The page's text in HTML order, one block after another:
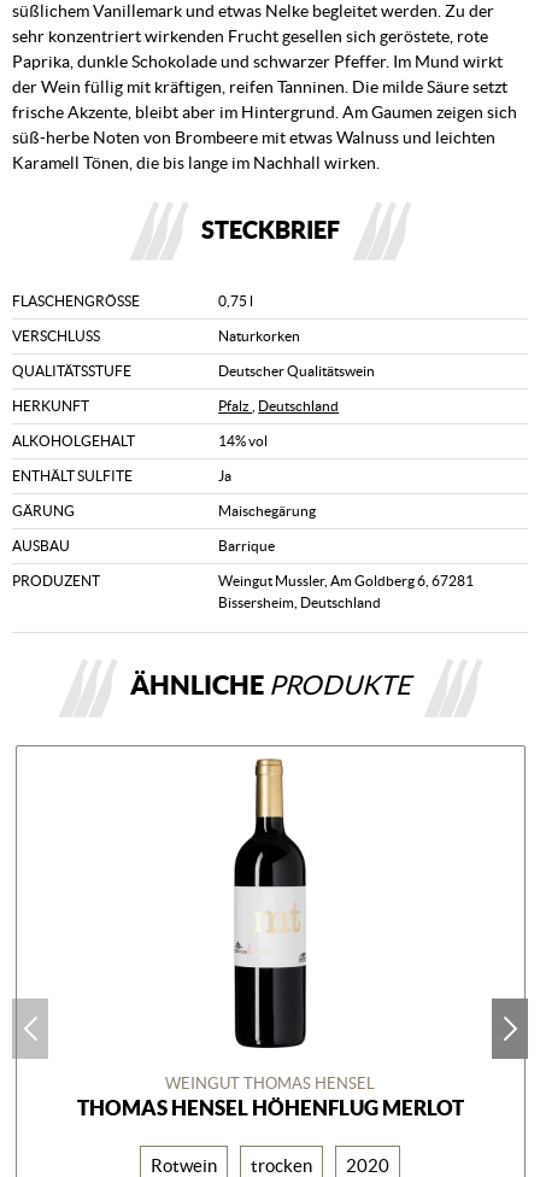
süßlichem Vanillemark und etwas Nelke begleitet werden. Zu der
sehr konzentriert wirkenden Frucht gesellen sich geröstete, rote
Paprika, dunkle Schokolade und schwarzer Pfeffer. Im Mund wirkt
der Wein füllig mit kräftigen, reifen Tanninen. Die milde Säure setzt
frische Akzente, bleibt aber im Hintergrund. Am Gaumen zeigen sich
süß-herbe Noten von Brombeere mit etwas Walnuss und leichten
Karamell Tönen, die bis lange im Nachhall wirken.
STECKBRIEF
FLASCHENGRÖSSE 0,75 l
VERSCHLUSS Naturkorken
QUALITÄTSSTUFE Deutscher Qualitätswein
HERKUNFT Pfalz Deutschland
ALKOHOLGEHALT 14% vol
ENTHÄLT SULFITE Ja
GÄRUNG Maischegärung
AUSBAU Barrique
PRODUZENT
Weingut Mussler, Am Goldberg 6, 67281
Bissersheim, Deutschland
ÄHNLICHE PRODUKTE
WEINGUT THOMAS HENSEL
THOMAS HENSEL HÖHENFLUG MERLOT
Rotwein trocken 2020